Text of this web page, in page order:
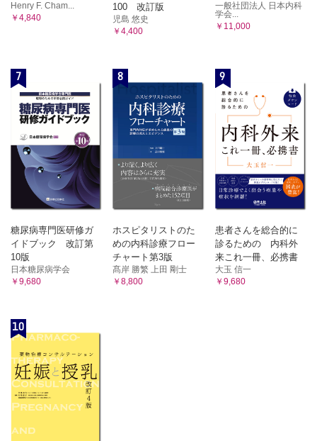
Henry F. Cham...
￥4,840
100 改訂版
児島 悠史
￥4,400
一般社団法人 日本内科
学会...
￥11,000
7
糖尿病専門医研修ガ
イドブック 改訂第
10版
日本糖尿病学会
￥9,680
8
ホスピタリストのた
めの内科診療フロー
チャート第3版
髙岸 勝繁 上田 剛士
￥8,800
9
患者さんを総合的に
診るための 内科外
来これ一冊、必携書
大玉 信一
￥9,680
10